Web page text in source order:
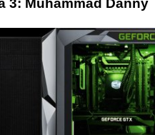
3: Muhammad Danny